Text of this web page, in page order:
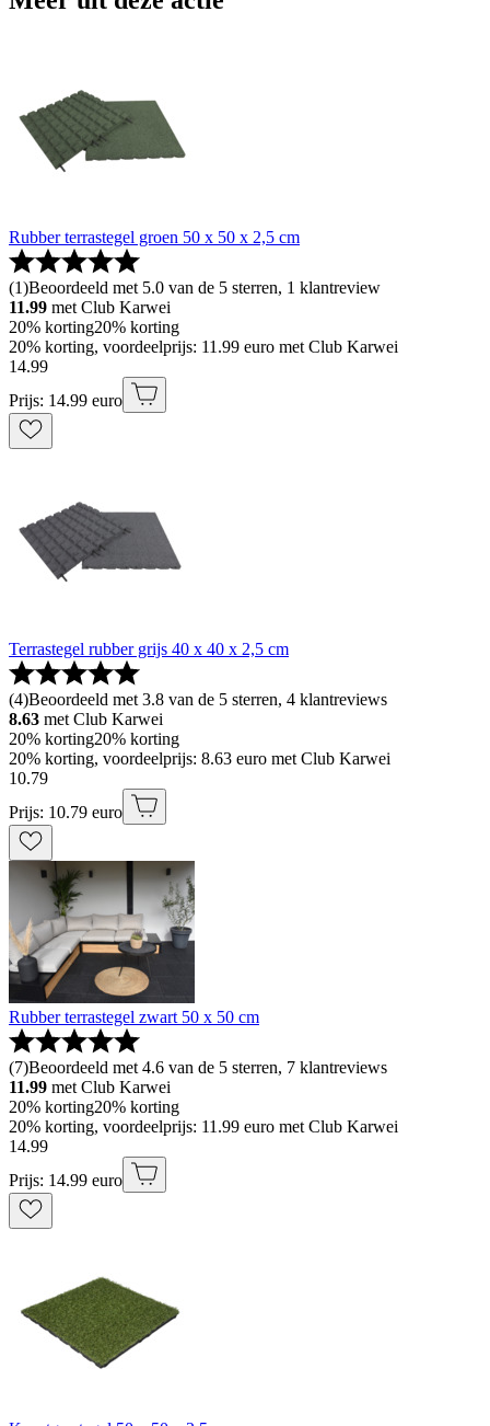
Rubber terrastegel groen 50 x 50 x 2,5 cm
(1)Beoordeeld met 5.0 van de 5 sterren, 1 klantreview
11.99 met Club Karwei
20% korting20% korting
20% korting, voordeelprijs: 11.99 euro met Club Karwei
14.99
Prijs: 14.99 euro
Terrastegel rubber grijs 40 x 40 x 2,5 cm
(4)Beoordeeld met 3.8 van de 5 sterren, 4 klantreviews
8.63 met Club Karwei
20% korting20% korting
20% korting, voordeelprijs: 8.63 euro met Club Karwei
10.79
Prijs: 10.79 euro
Rubber terrastegel zwart 50 x 50 cm
(7)Beoordeeld met 4.6 van de 5 sterren, 7 klantreviews
11.99 met Club Karwei
20% korting20% korting
20% korting, voordeelprijs: 11.99 euro met Club Karwei
14.99
Prijs: 14.99 euro